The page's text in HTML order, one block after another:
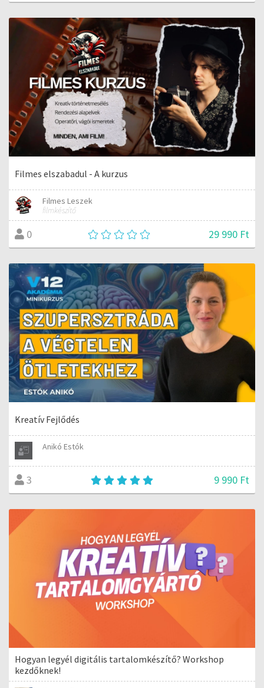
Filmes elszabadul - A kurzus
Filmes Leszek
filmkészítő
0 29 990 Ft
Kreatív Fejlődés
Anikó Estók
3 9 990 Ft
Hogyan legyél digitális tartalomkészítő? Workshop
kezdőknek!